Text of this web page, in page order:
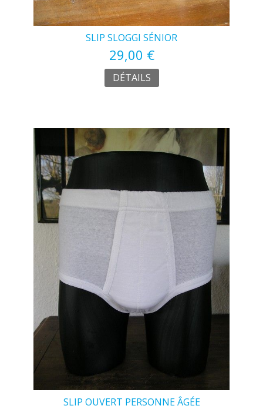
SLIP SLOGGI SÉNIOR
29,00 €
DÉTAILS
SLIP OUVERT PERSONNE ÂGÉE